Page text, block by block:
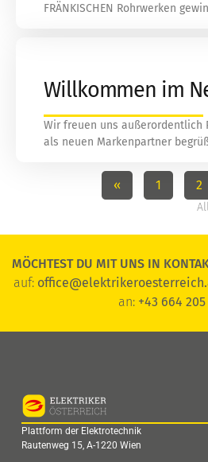
FRÄNKISCHEN Rohrwerken
Willkommen im
Wir freuen uns außerordentlich
als neuen Markenpartner
« 1 2
MÖCHTEST DU MIT UNS IN
auf:
an: +43 664 205
Plattform der Elektrotechnik
Rautenweg 15, A-1220 Wien